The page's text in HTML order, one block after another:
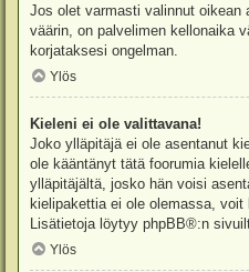
Jos olet varmasti valinnut oikean
väärin, on palvelimen kellonaika
korjataksesi ongelman.
Ylös
Kieleni ei ole valittavana!
Joko ylläpitäjä ei ole asentanut
ole kääntänyt tätä foorumia
ylläpitäjältä, josko hän voisi
kielipakettia ei ole olemassa, voit
Lisätietoja löytyy phpBB®:n
Ylös